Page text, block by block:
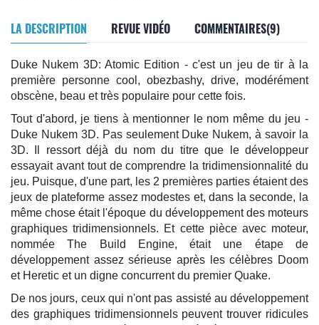
LA DESCRIPTION REVUE VIDÉO COMMENTAIRES(9)
Duke Nukem 3D: Atomic Edition - c'est un jeu de tir à la
première personne cool, obezbashy, drive, modérément
obscène, beau et très populaire pour cette fois.
Tout d'abord, je tiens à mentionner le nom même du jeu -
Duke Nukem 3D. Pas seulement Duke Nukem, à savoir la
3D. Il ressort déjà du nom du titre que le développeur
essayait avant tout de comprendre la tridimensionnalité du
jeu. Puisque, d'une part, les 2 premières parties étaient des
jeux de plateforme assez modestes et, dans la seconde, la
même chose était l'époque du développement des moteurs
graphiques tridimensionnels. Et cette pièce avec moteur,
nommée The Build Engine, était une étape de
développement assez sérieuse après les célèbres Doom
et Heretic et un digne concurrent du premier Quake.
De nos jours, ceux qui n'ont pas assisté au développement
des graphiques tridimensionnels peuvent trouver ridicules